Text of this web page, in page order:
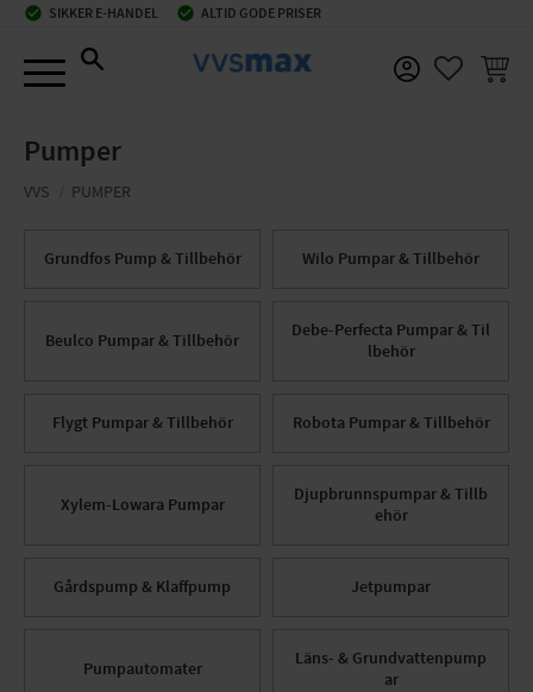
check_circle SIKKER E-HANDEL check_circle ALTID GODE PRISER
Pumper
VVS PUMPER
Grundfos Pump & Tillbehör Wilo Pumpar & Tillbehör
Beulco Pumpar & Tillbehör
Debe-Perfecta Pumpar & Til
lbehör
Flygt Pumpar & Tillbehör Robota Pumpar & Tillbehör
Xylem-Lowara Pumpar
Djupbrunnspumpar & Tillb
ehör
Gårdspump & Klaffpump Jetpumpar
Pumpautomater
Läns- & Grundvattenpump
ar